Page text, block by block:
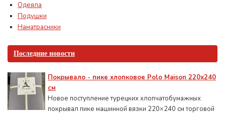
Последние новости
Покрывало - пике хлопковое Polo Maison 220х240
см
Новое поступление турецких хлопчатобумажных
покрывал пике машинной вязки 220×240 см торговой
Одеяла
Подушки
Наматрасники